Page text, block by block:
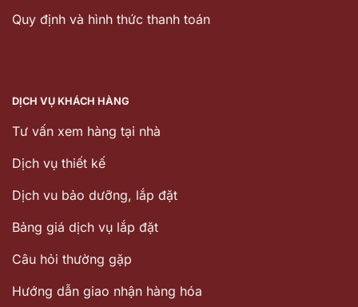
Quy định và hình thức thanh toán
DỊCH VỤ KHÁCH HÀNG
Tư vấn xem hàng tại nhà
Dịch vụ thiết kế
Dịch vu bảo dưỡng, lắp đặt
Bảng giá dịch vụ lắp đặt
Câu hỏi thường gặp
Hướng dẫn giao nhận hàng hóa